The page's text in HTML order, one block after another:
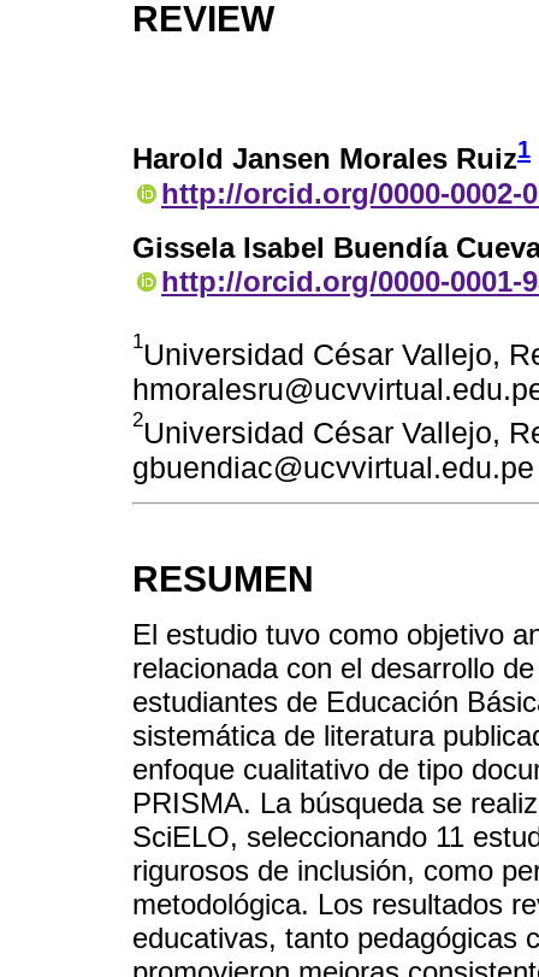
REVIEW
Harold Jansen Morales Ruiz1
http://orcid.org/0000-0002-
Gissela Isabel Buendía
http://orcid.org/0000-0001-
1Universidad César Vallejo,
2Universidad César Vallejo,
gbuendiac@ucvvirtual.edu.pe
RESUMEN
El estudio tuvo como objetivo
relacionada con el desarrollo
estudiantes de Educación
sistemática de literatura
enfoque cualitativo de tipo
PRISMA. La búsqueda se
SciELO, seleccionando 11
rigurosos de inclusión, como
metodológica. Los resultados
educativas, tanto pedagógicas